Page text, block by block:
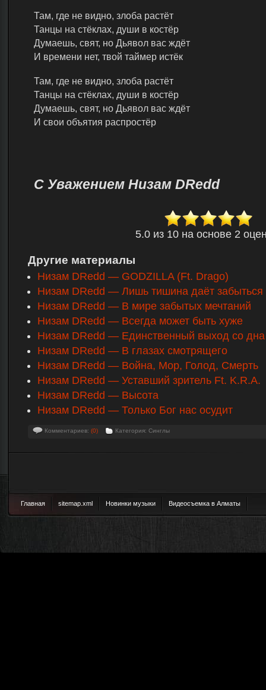
Там, где не видно, злоба растёт
Танцы на стёклах, души в костёр
Думаешь, свят, но Дьявол вас ждёт
И времени нет, твой таймер истёк
Там, где не видно, злоба растёт
Танцы на стёклах, души в костёр
Думаешь, свят, но Дьявол вас ждёт
И свои объятия распростёр
С Уважением Низам DRedd
5.0 из 10 на основе 2
Другие материалы
Низам DRedd — GODZILLA (Ft. Drago)
Низам DRedd — Лишь тишина даёт забыться
Низам DRedd — В мире забытых мечтаний
Низам DRedd — Всегда может быть хуже
Низам DRedd — Единственный выход со дна
Низам DRedd — В глазах смотрящего
Низам DRedd — Война, Мор, Голод, Смерть
Низам DRedd — Уставший зритель Ft. K.R.A.
Низам DRedd — Высота
Низам DRedd — Только Бог нас осудит
Комментариев: (0) Категория: Синглы
Главная sitemap.xml Новинки музыки Видеосъемка в Алматы